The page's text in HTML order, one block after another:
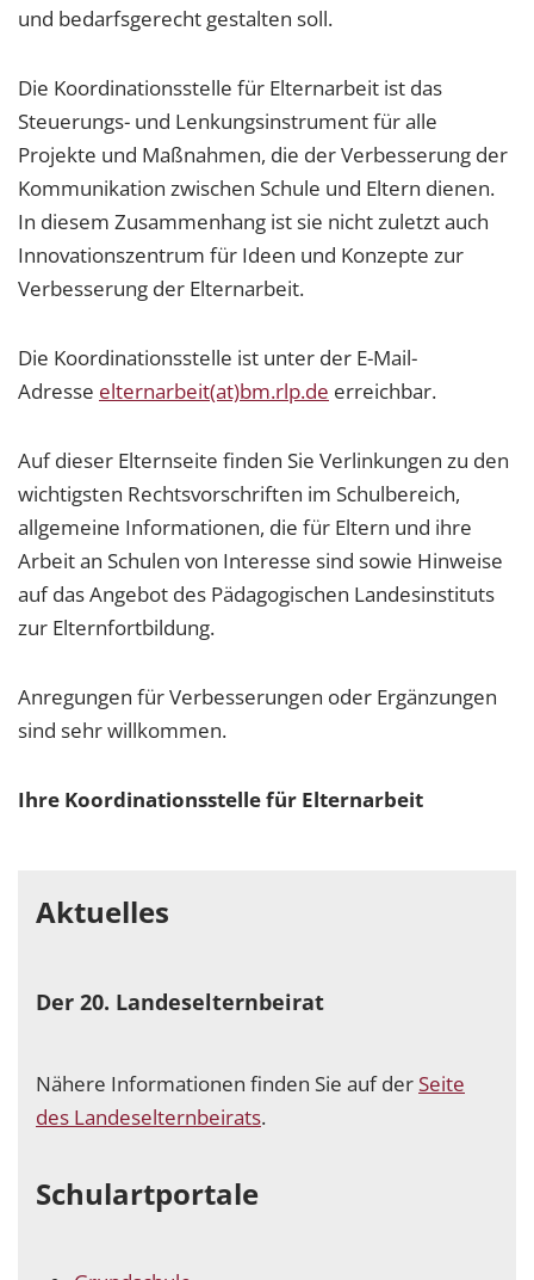
und bedarfsgerecht gestalten soll.
Die Koordinationsstelle für Elternarbeit ist das
Steuerungs- und Lenkungsinstrument für alle
Projekte und Maßnahmen, die der Verbesserung der
Kommunikation zwischen Schule und Eltern dienen.
In diesem Zusammenhang ist sie nicht zuletzt auch
Innovationszentrum für Ideen und Konzepte zur
Verbesserung der Elternarbeit.
Die Koordinationsstelle ist unter der E-Mail-
Adresse elternarbeit(at)bm.rlp.de erreichbar.
Auf dieser Elternseite finden Sie Verlinkungen zu den
wichtigsten Rechtsvorschriften im Schulbereich,
allgemeine Informationen, die für Eltern und ihre
Arbeit an Schulen von Interesse sind sowie Hinweise
auf das Angebot des Pädagogischen Landesinstituts
zur Elternfortbildung.
Anregungen für Verbesserungen oder Ergänzungen
sind sehr willkommen.
Ihre Koordinationsstelle für Elternarbeit
Aktuelles
Der 20. Landeselternbeirat
Nähere Informationen finden Sie auf der Seite
des Landeselternbeirats.
Schulartportale